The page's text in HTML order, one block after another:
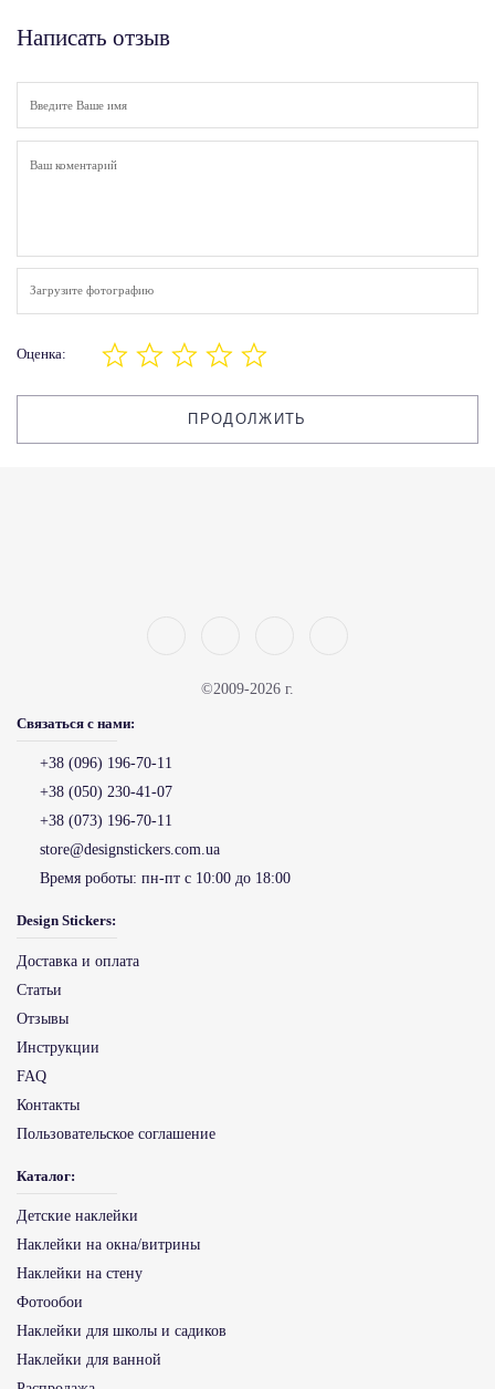
Написать отзыв
Загрузите фотографию
Оценка:
ПРОДОЛЖИТЬ
©2009-2026 г.
Связаться с нами:
+38 (096) 196-70-11
+38 (050) 230-41-07
+38 (073) 196-70-11
store@designstickers.com.ua
Время роботы: пн-пт с 10:00 до 18:00
Design Stickers:
Доставка и оплата
Статьи
Отзывы
Инструкции
FAQ
Контакты
Пользовательское соглашение
Каталог:
Детские наклейки
Наклейки на окна/витрины
Наклейки на стену
Фотообои
Наклейки для школы и садиков
Наклейки для ванной